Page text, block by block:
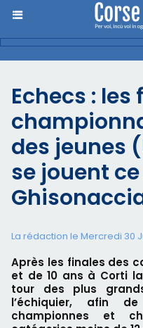
Echecs :
des jeunes
se jouent
La rédaction le Mercredi 30
Après les finales des
et de 10 ans à Corti
tour des plus
l’échiquier, afin
championnes et